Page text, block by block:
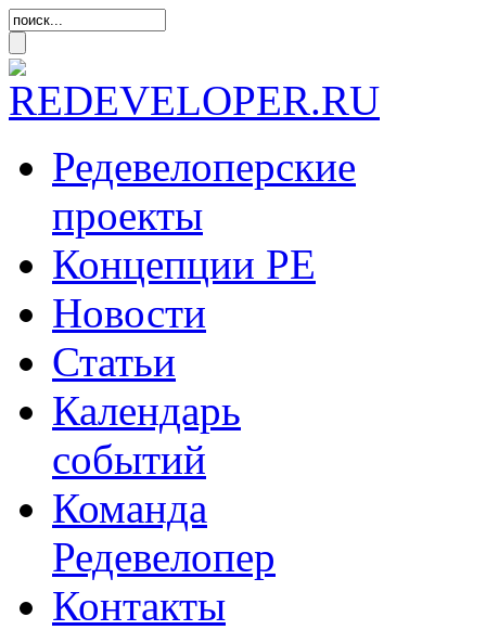
Редевелоперские
проекты
Концепции РЕ
Новости
Статьи
Календарь
событий
Команда
Редевелопер
Контакты